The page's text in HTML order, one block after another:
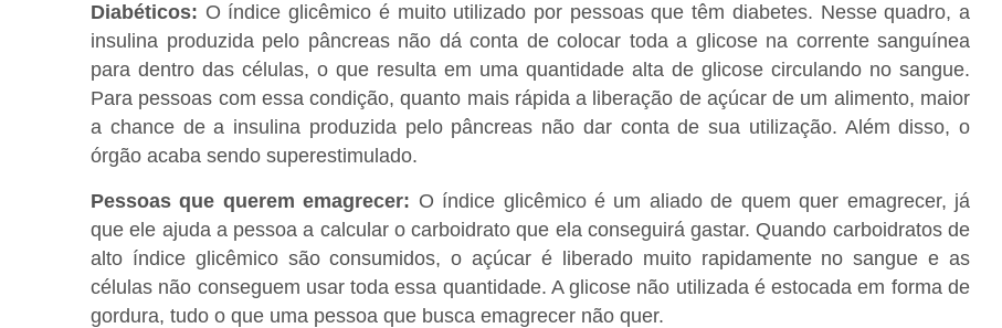
Diabéticos: O índice glicêmico é muito utilizado por pessoas que têm diabetes. Nesse quadro, a
insulina produzida pelo pâncreas não dá conta de colocar toda a glicose na corrente sanguínea
para dentro das células, o que resulta em uma quantidade alta de glicose circulando no sangue.
Para pessoas com essa condição, quanto mais rápida a liberação de açúcar de um alimento, maior
a chance de a insulina produzida pelo pâncreas não dar conta de sua utilização. Além disso, o
órgão acaba sendo superestimulado.
Pessoas que querem emagrecer: O índice glicêmico é um aliado de quem quer emagrecer, já
que ele ajuda a pessoa a calcular o carboidrato que ela conseguirá gastar. Quando carboidratos de
alto índice glicêmico são consumidos, o açúcar é liberado muito rapidamente no sangue e as
células não conseguem usar toda essa quantidade. A glicose não utilizada é estocada em forma de
gordura, tudo o que uma pessoa que busca emagrecer não quer.